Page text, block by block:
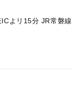
よリ15分 JR常磐